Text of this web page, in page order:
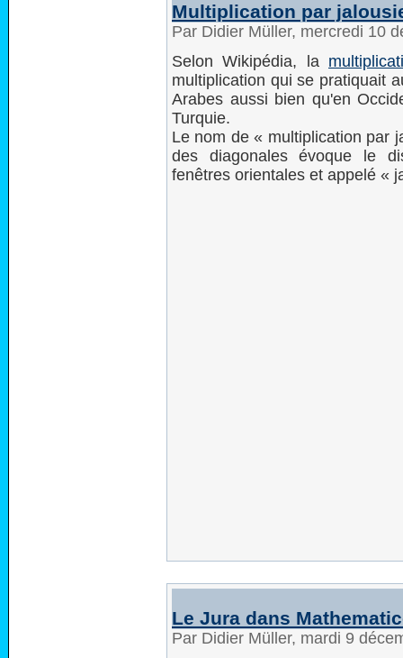
Multiplication par
Par Didier Müller, mercredi 10
Selon Wikipédia, la
multiplication qui se pratiquait
Arabes aussi bien qu'en
Turquie.
Le nom de « multiplication par
des diagonales évoque le
fenêtres orientales et appelé «
Le Jura dans
Par Didier Müller, mardi 9